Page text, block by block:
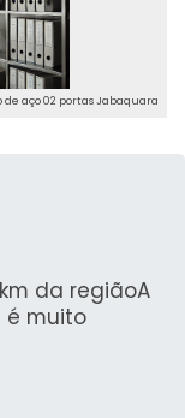
aço 02 portas Jabaquara
da regiãoA
é muito